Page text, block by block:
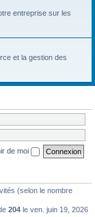
entreprise sur les
et la gestion des
de moi
(selon le nombre
204 le ven. juin 19, 2026